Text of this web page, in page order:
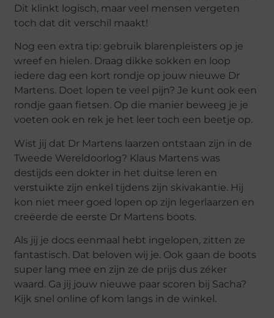
Dit klinkt logisch, maar veel mensen vergeten
toch dat dit verschil maakt!
Nog een extra tip: gebruik blarenpleisters op je
wreef en hielen. Draag dikke sokken en loop
iedere dag een kort rondje op jouw nieuwe Dr
Martens. Doet lopen te veel pijn? Je kunt ook een
rondje gaan fietsen. Op die manier beweeg je je
voeten ook en rek je het leer toch een beetje op.
Wist jij dat Dr Martens laarzen ontstaan zijn in de
Tweede Wereldoorlog? Klaus Martens was
destijds een dokter in het duitse leren en
verstuikte zijn enkel tijdens zijn skivakantie. Hij
kon niet meer goed lopen op zijn legerlaarzen en
creëerde de eerste Dr Martens boots.
Als jij je docs eenmaal hebt ingelopen, zitten ze
fantastisch. Dat beloven wij je. Ook gaan de boots
super lang mee en zijn ze de prijs dus zéker
waard. Ga jij jouw nieuwe paar scoren bij Sacha?
Kijk snel online of kom langs in de winkel.